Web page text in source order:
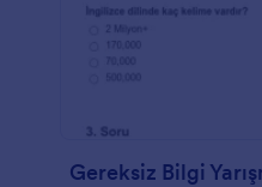
Gereksiz Bilgi